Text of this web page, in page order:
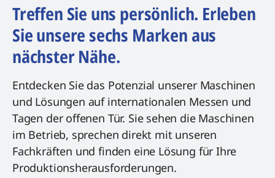
Treffen Sie uns persönlich. Erleben
Sie unsere sechs Marken aus
nächster Nähe.
Entdecken Sie das Potenzial unserer Maschinen
und Lösungen auf internationalen Messen und
Tagen der offenen Tür. Sie sehen die Maschinen
im Betrieb, sprechen direkt mit unseren
Fachkräften und finden eine Lösung für Ihre
Produktionsherausforderungen.